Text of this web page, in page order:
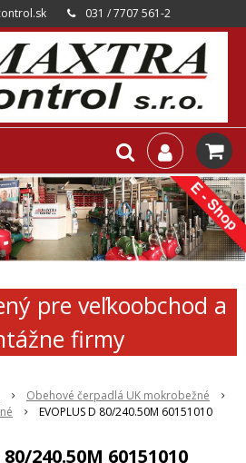
031 / 7707 561-2
pre veľkoobchod a
firmy
Obehové čerpadlá UK mokrobežné
EVOPLUS D 80/240.50M 60151010
80/240.50M 60151010